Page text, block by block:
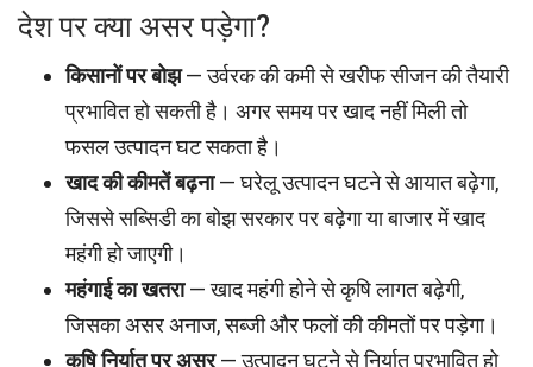
देश पर क्या असर पड़ेगा?
किसानों पर बोझ— उर्वरक की कमी से खरीफ सीजन की तैयारी
प्रभावित हो सकती है। अगर समय पर खाद नहीं मिली तो
फसल उत्पादन घट सकता है।
खाद की कीमतें बढ़ना— घरेलू उत्पादन घटने से आयात बढ़ेगा,
जिससे सब्सिडी का बोझ सरकार पर बढ़ेगा या बाजार में खाद
महंगी हो जाएगी।
महंगाई का खतरा— खाद महंगी होने से कृषि लागत बढ़ेगी,
जिसका असर अनाज, सब्जी और फलों की कीमतों पर पड़ेगा।
कृषि निर्यात पर असर— उत्पादन घटने से निर्यात प्रभावित हो